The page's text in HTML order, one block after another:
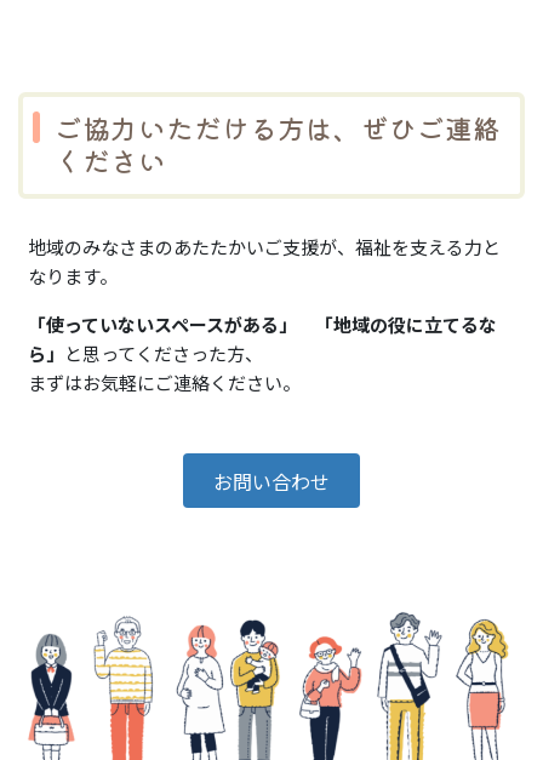
ご協力いただける方は、ぜひご連絡
ください
地域のみなさまのあたたかいご支援が、福祉を支える力と
なります。
「使っていないスペースがある」
「地域の役に立てるな
ら」 と思ってくださった方、
まずはお気軽にご連絡ください。
お問い合わせ